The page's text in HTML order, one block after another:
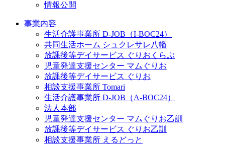
情報公開
事業内容
生活介護事業所 D-JOB（I-BOC24）
共同生活ホーム シュクレサレ八幡
放課後等デイサービス ぐりおくらぶ
児童発達支援センター マムぐりお
放課後等デイサービス ぐりお
相談支援事業所 Tomari
生活介護事業所 D-JOB（A-BOC24）
法人本部
児童発達支援センター マムぐりお乙訓
放課後等デイサービス ぐりお乙訓
相談支援事業所 えるどっと